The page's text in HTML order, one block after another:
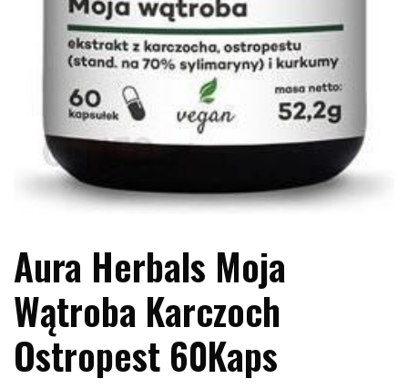
Aura Herbals Moja
Wątroba Karczoch
Ostropest 60Kaps